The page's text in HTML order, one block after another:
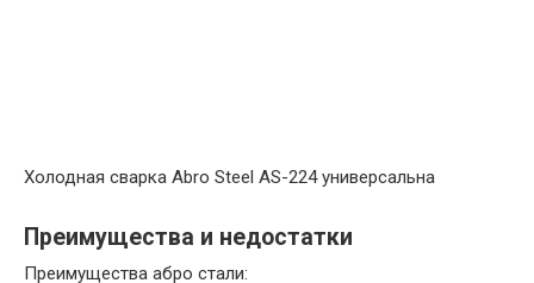
Холодная сварка Abro Steel AS-224 универсальна
Преимущества и недостатки
Преимущества абро стали: